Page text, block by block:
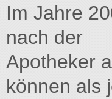
Im Jahre
nach der
Apotheker
können als